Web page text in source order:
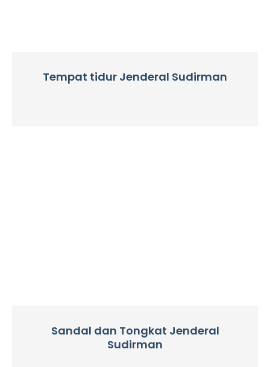
Tempat tidur Jenderal Sudirman
Sandal dan Tongkat Jenderal
Sudirman